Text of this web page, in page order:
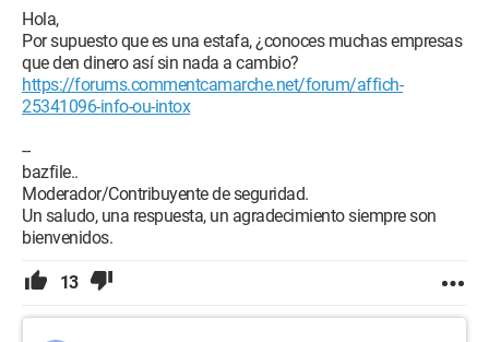
Hola,
Por supuesto que es una estafa, ¿conoces muchas empresas
que den dinero así sin nada a cambio?
https://forums.commentcamarche.net/forum/affich-
25341096-info-ou-intox
--
bazfile..
Moderador/Contribuyente de seguridad.
Un saludo, una respuesta, un agradecimiento siempre son
bienvenidos.
13